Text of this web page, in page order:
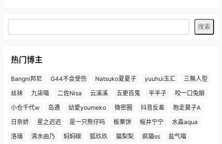
热门博主
Bangni邦尼 G44不会受伤 Natsuko夏夏子 yuuhui玉汇
三無人型
丝袜
九柒喵 二佐Nisa 云溪溪 五更百鬼 半半子
咬一口兔娘
小仓千代w
岛遇 幼愛youmeko 微密圈 抖音反差
抱走莫子A
日奈娇
星之迟迟 是一只熊仔吗 板栗饼 桜井宁宁
水淼aqua
洛璃
清水由乃 焖焖碳 狐玖玖 猫梨梨 疯猫ss 盐气喵